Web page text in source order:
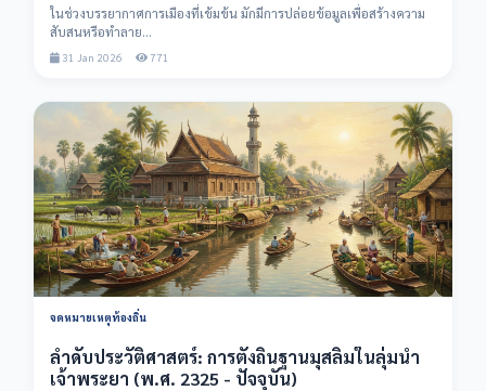
ในช่วงบรรยากาศการเมืองที่เข้มข้น มักมีการปล่อยข้อมูลเพื่อสร้างความ
สับสนหรือทำลาย...
31 Jan 2026 771
จดหมายเหตุท้องถิ่น
ลำดับประวัติศาสตร์: การตั้งถิ่นฐานมุสลิมในลุ่มน้ำ
เจ้าพระยา (พ.ศ. 2325 - ปัจจุบัน)